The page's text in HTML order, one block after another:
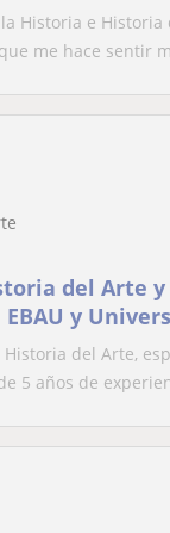
Historia e
me hace sentir
del Arte
y
Historia del Arte,
5 años de